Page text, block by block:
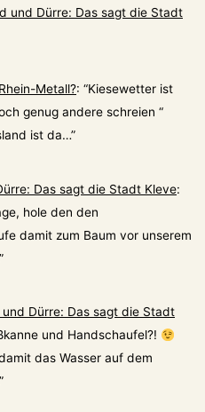
und Dürre: Das sagt die Stadt
Metall?: “Kiesewetter ist
genug andere schreien “
ist da…”
Das sagt die Stadt Kleve:
hole den den
damit zum Baum vor unserem
”
Dürre: Das sagt die Stadt
und Handschaufel?!
das Wasser auf dem
”